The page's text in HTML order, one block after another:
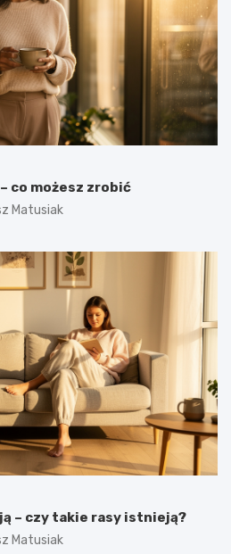
co możesz zrobić
Matusiak
– czy takie rasy istnieją?
Matusiak